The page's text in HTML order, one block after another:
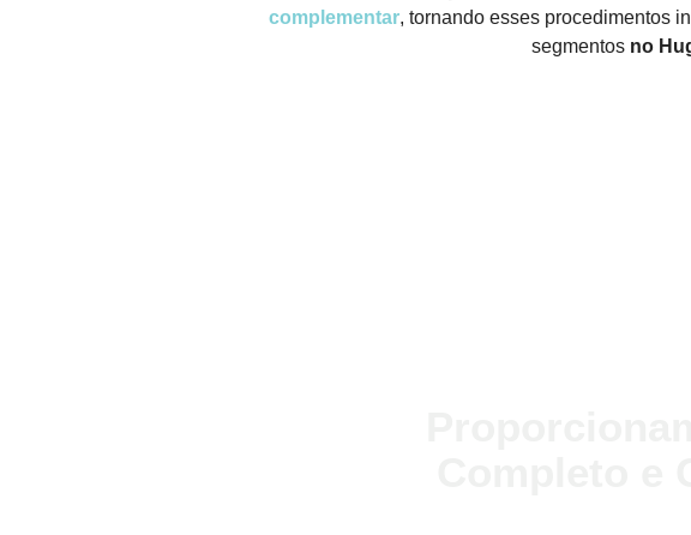
complementar, tornando esses procedimentos
segmentos no